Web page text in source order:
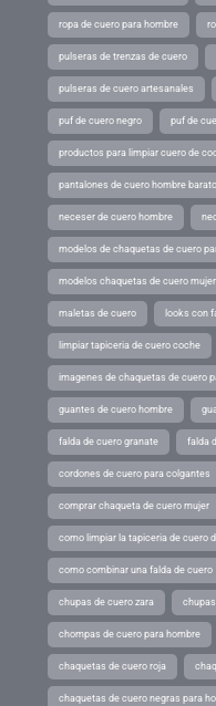
ropa de cuero para hombre
pulseras de trenzas de cuero
pulseras de cuero artesanales
puf de cuero negro puf de
productos para limpiar cuero de
pantalones de cuero hombre
neceser de cuero hombre
modelos de chaquetas de cuero
modelos chaquetas de cuero mujer
maletas de cuero looks con
limpiar tapiceria de cuero coche
imagenes de chaquetas de cuero
guantes de cuero hombre
falda de cuero granate falda
cordones de cuero para colgantes
comprar chaqueta de cuero mujer
como limpiar la tapiceria de cuero
como combinar una falda de cuero
chupas de cuero zara
chompas de cuero para hombre
chaquetas de cuero roja
chaquetas de cuero negras para